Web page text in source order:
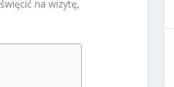
na wizytę,